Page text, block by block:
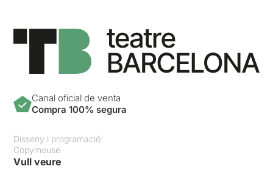
Canal oficial de venta
Compra 100% segura
Disseny i programació:
Copymouse
Vull veure